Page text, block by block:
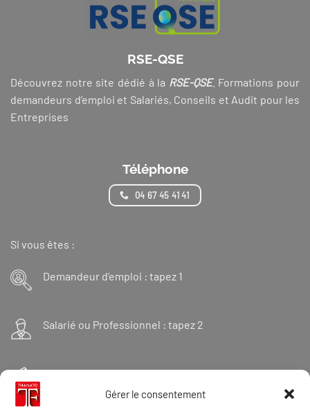
Gérer le consentement
RSE-QSE
Découvrez notre site dédié à la RSE-QSE. Formations pour
demandeurs d’emploi et Salariés, Conseils et Audit pour les
Entreprises
Téléphone
04 67 45 41 41
Si vous êtes :
Demandeur d’emploi : tapez 1
Salarié ou Professionnel : tapez 2
Financeur : tapez 3